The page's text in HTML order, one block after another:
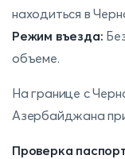
находиться в
Режим въезда:
объеме.
На границе с
Азербайджана
Проверка